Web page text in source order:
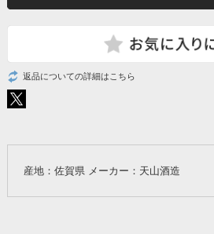
返品についての詳細はこちら
産地：佐賀県 メーカー：天山酒造